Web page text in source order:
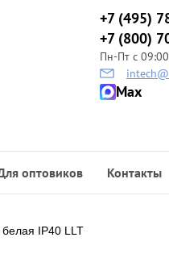
+7 (495)
+7 (800)
Пн-Пт с
Max
оптовиков Контакты
IP40 LLT